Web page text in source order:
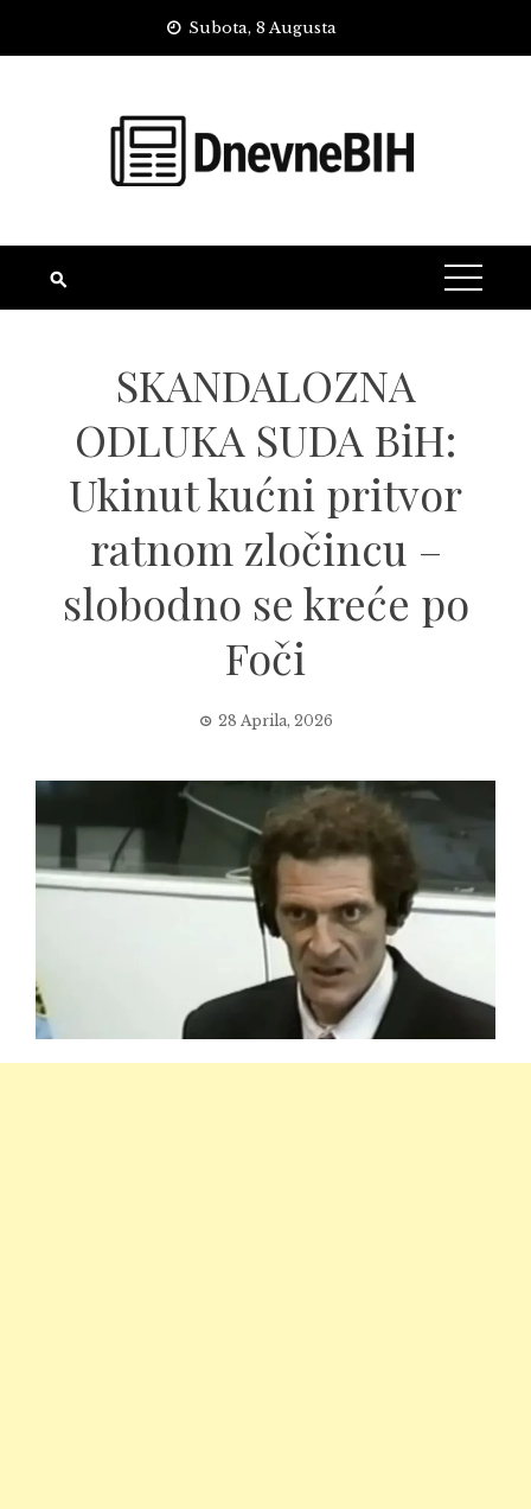
Subota, 8 Augusta
SKANDALOZNA
ODLUKA SUDA BiH:
Ukinut kućni pritvor
ratnom zločincu –
slobodno se kreće po
Foči
28 Aprila, 2026